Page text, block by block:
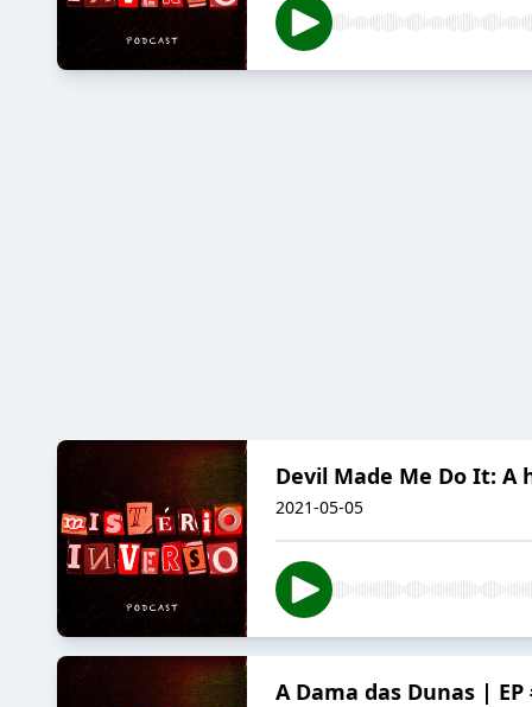
Devil Made Me Do It: A
2021-05-05
A Dama das Dunas | EP